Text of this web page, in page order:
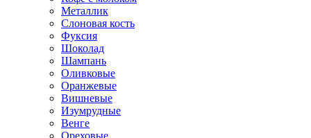
Металлик
Слоновая кость
Фуксия
Шоколад
Шампань
Оливковые
Оранжевые
Вишневые
Изумрудные
Венге
Ореховые